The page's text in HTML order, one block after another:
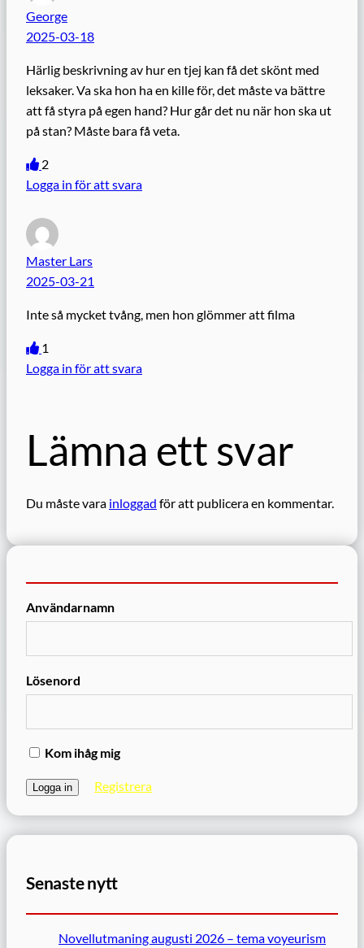
George
2025-03-18
Härlig beskrivning av hur en tjej kan få det skönt med
leksaker. Va ska hon ha en kille för, det måste va bättre
att få styra på egen hand? Hur går det nu när hon ska ut
på stan? Måste bara få veta.
2
Logga in för att svara
Master Lars
2025-03-21
Inte så mycket tvång, men hon glömmer att filma
1
Logga in för att svara
Lämna ett svar
Du måste vara inloggad för att publicera en kommentar.
Användarnamn
Lösenord
Kom ihåg mig
Registrera
Senaste nytt
Novellutmaning augusti 2026 – tema voyeurism